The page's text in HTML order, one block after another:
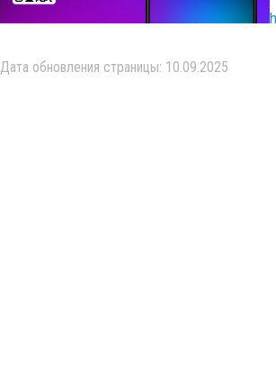
Дата обновления страницы: 10.09.2025